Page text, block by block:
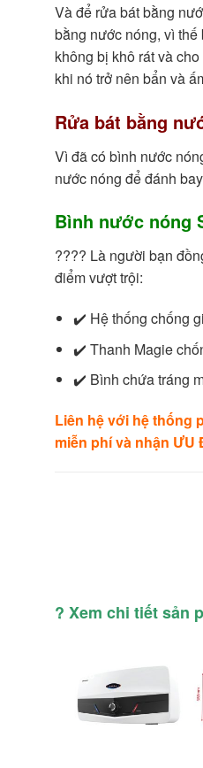
Và để rửa bát bằng
bằng nước nóng, vì
không bị khô rát và
khi nó trở nên bẩn và
Rửa bát bằng
Vì đã có bình nước
nước nóng để đánh
Bình nước nóng
???? Là người bạn
điểm vượt trội:
✔️ Hệ thống chống
✔️ Thanh Magie
✔️ Bình chứa tráng
Liên hệ với hệ thống
miễn phí và nhận ƯU
? Xem chi tiết sản